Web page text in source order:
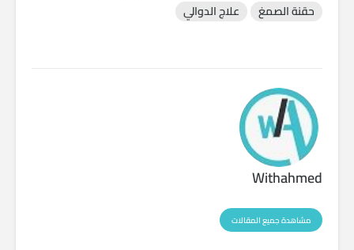
حقنة الصمغ
علاج الدوالي
Withahmed
مشاهدة جميع المقالات